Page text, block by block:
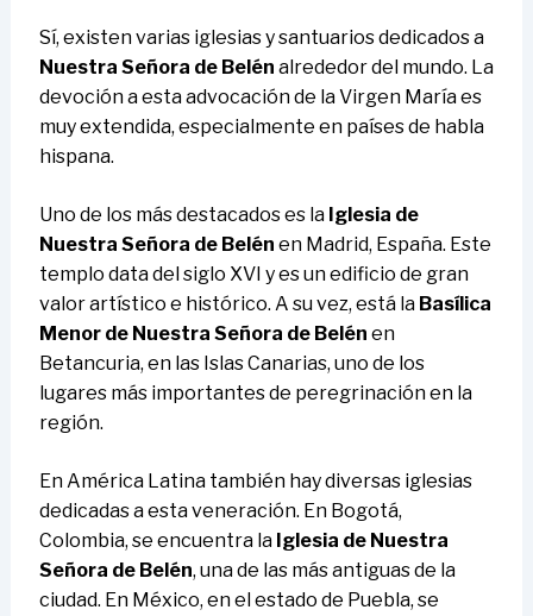
Sí, existen varias iglesias y santuarios dedicados a
Nuestra Señora de Belén alrededor del mundo. La
devoción a esta advocación de la Virgen María es
muy extendida, especialmente en países de habla
hispana.
Uno de los más destacados es la Iglesia de
Nuestra Señora de Belén en Madrid, España. Este
templo data del siglo XVI y es un edificio de gran
valor artístico e histórico. A su vez, está la Basílica
Menor de Nuestra Señora de Belén en
Betancuria, en las Islas Canarias, uno de los
lugares más importantes de peregrinación en la
región.
En América Latina también hay diversas iglesias
dedicadas a esta veneración. En Bogotá,
Colombia, se encuentra la Iglesia de Nuestra
Señora de Belén, una de las más antiguas de la
ciudad. En México, en el estado de Puebla, se